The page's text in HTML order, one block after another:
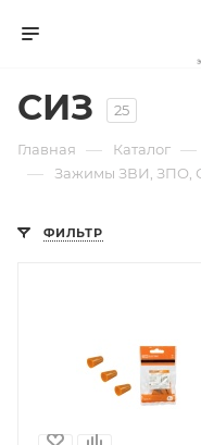
СИЗ 25
Главная — Каталог —
— Зажимы ЗВИ, ЗПО,
ФИЛЬТР